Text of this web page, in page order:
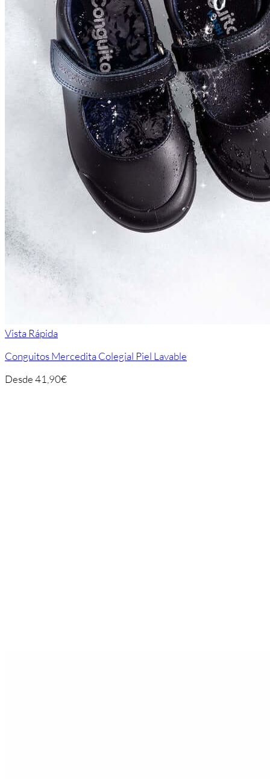
Vista Rápida
Conguitos Mercedita Colegial Piel Lavable
Desde41,90€